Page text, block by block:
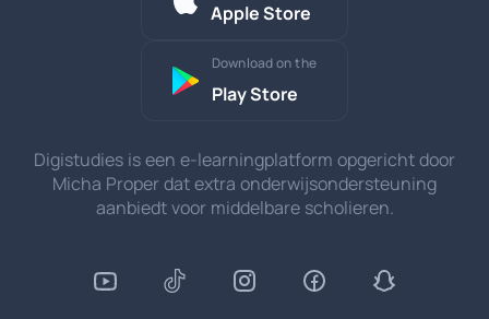
Apple Store
Download on the
Play Store
Digistudies is een e-learningplatform opgericht door
Micha Proper dat extra onderwijsondersteuning
aanbiedt voor middelbare scholieren.